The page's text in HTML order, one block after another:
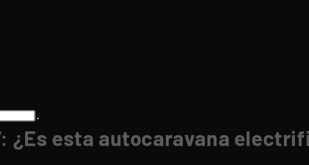
¿Es esta autocaravana